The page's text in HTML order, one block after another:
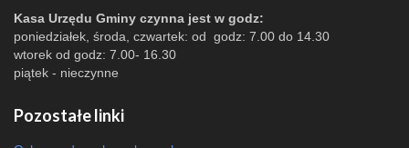
Kasa Urzędu Gminy czynna jest w godz:
poniedziałek, środa, czwartek: od godz: 7.00 do 14.30
wtorek od godz: 7.00- 16.30
piątek - nieczynne
Pozostałe linki